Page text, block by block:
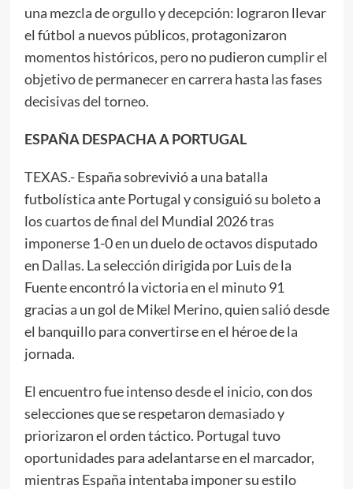
una mezcla de orgullo y decepción: lograron llevar
el fútbol a nuevos públicos, protagonizaron
momentos históricos, pero no pudieron cumplir el
objetivo de permanecer en carrera hasta las fases
decisivas del torneo.
ESPAÑA DESPACHA A PORTUGAL
TEXAS.- España sobrevivió a una batalla
futbolística ante Portugal y consiguió su boleto a
los cuartos de final del Mundial 2026 tras
imponerse 1-0 en un duelo de octavos disputado
en Dallas. La selección dirigida por Luis de la
Fuente encontró la victoria en el minuto 91
gracias a un gol de Mikel Merino, quien salió desde
el banquillo para convertirse en el héroe de la
jornada.
El encuentro fue intenso desde el inicio, con dos
selecciones que se respetaron demasiado y
priorizaron el orden táctico. Portugal tuvo
oportunidades para adelantarse en el marcador,
mientras España intentaba imponer su estilo